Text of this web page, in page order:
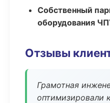
Собственный
оборудования
Отзывы
Грамотная
оптимизировали